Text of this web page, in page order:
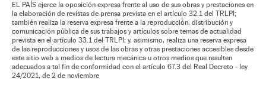
EL PAÍS ejerce la oposición expresa frente al uso de sus obras y prestaciones en
la elaboración de revistas de prensa prevista en el artículo 32.1 del TRLPI;
también realiza la reserva expresa frente a la reproducción, distribución y
comunicación pública de sus trabajos y artículos sobre temas de actualidad
prevista en el artículo 33.1 del TRLPI; y, asimismo, realiza una reserva expresa
de las reproducciones y usos de las obras y otras prestaciones accesibles desde
este sitio web a medios de lectura mecánica u otros medios que resulten
adecuados a tal fin de conformidad con el artículo 67.3 del Real Decreto - ley
24/2021, de 2 de noviembre